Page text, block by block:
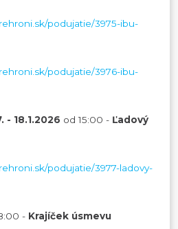
podujatie/3975-ibu-
podujatie/3976-ibu-
- 18.1.2026 od 15:00 - Ľadový
podujatie/3977-ladovy-
- Krajíček úsmevu